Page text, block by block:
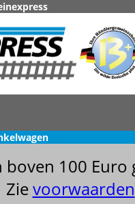
boven 100
Zievoorwaarden